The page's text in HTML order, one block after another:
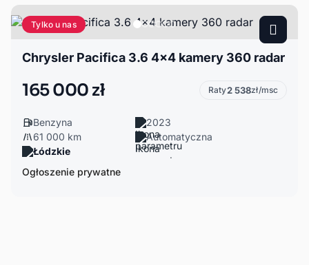
Tylko u nas
Chrysler Pacifica 3.6 4x4 kamery 360 radar
165 000 zł Raty2 538zł/msc
Benzyna
2023
61 000 km
Automatyczna
Łódzkie
Ogłoszenie prywatne